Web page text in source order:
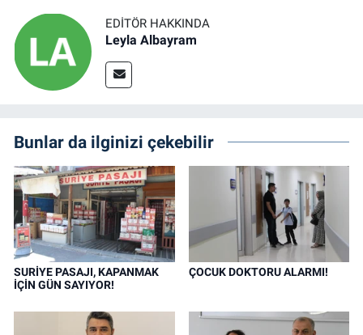
EDITÖR HAKKINDA
Leyla Albayram
Bunlar da ilginizi çekebilir
SURİYE PASAJI, KAPANMAK
İÇİN GÜN SAYIYOR!
ÇOCUK DOKTORU ALARMI!